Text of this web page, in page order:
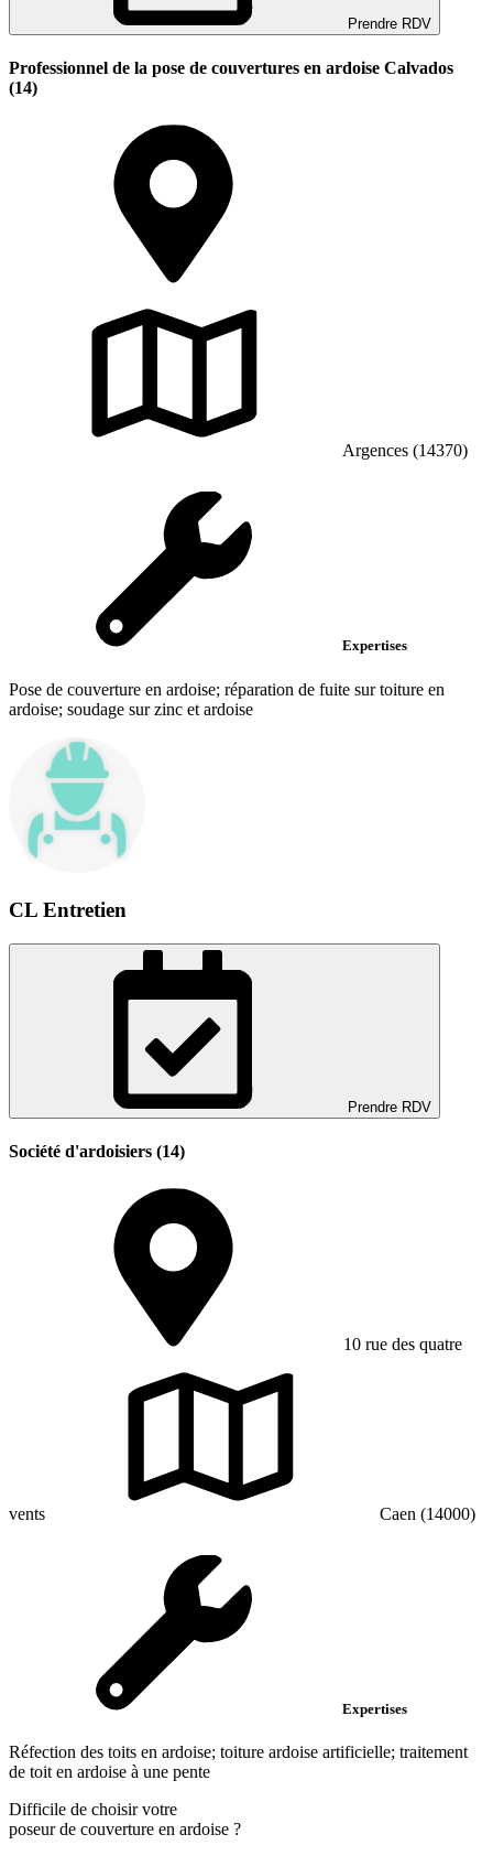
Prendre RDV
Professionnel de la pose de couvertures en ardoise Calvados
(14)
Argences (14370)
Expertises
Pose de couverture en ardoise; réparation de fuite sur toiture en
ardoise; soudage sur zinc et ardoise
CL Entretien
Prendre RDV
Société d'ardoisiers (14)
10 rue des quatre
vents Caen (14000)
Expertises
Réfection des toits en ardoise; toiture ardoise artificielle; traitement
de toit en ardoise à une pente
Difficile de choisir votre
poseur de couverture en ardoise ?